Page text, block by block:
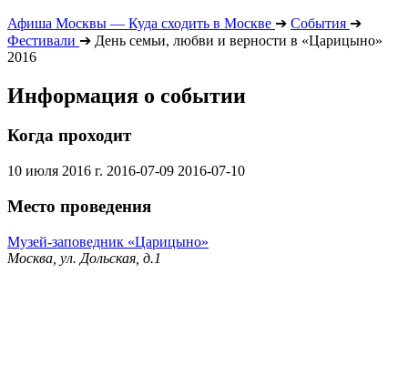
Афиша Москвы — Куда сходить в Москве ➔ События ➔
Фестивали ➔ День семьи, любви и верности в «Царицыно»
2016
Информация о событии
Когда проходит
10 июля 2016 г. 2016-07-09 2016-07-10
Место проведения
Музей-заповедник «Царицыно»
Москва, ул. Дольская, д.1